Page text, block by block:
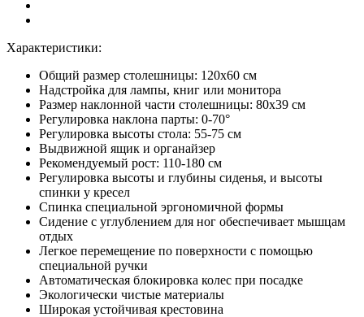
Характеристики:
Общий размер столешницы: 120x60 см
Надстройка для лампы, книг или монитора
Размер наклонной части столешницы: 80х39 см
Регулировка наклона парты: 0-70°
Регулировка высоты стола: 55-75 см
Выдвижной ящик и органайзер
Рекомендуемый рост: 110-180 см
Регулировка высоты и глубины сиденья, и высоты
спинки у кресел
Спинка специальной эргономичной формы
Сидение с углублением для ног обеспечивает мышцам
отдых
Легкое перемещение по поверхности с помощью
специальной ручки
Автоматическая блокировка колес при посадке
Экологически чистые материалы
Широкая устойчивая крестовина